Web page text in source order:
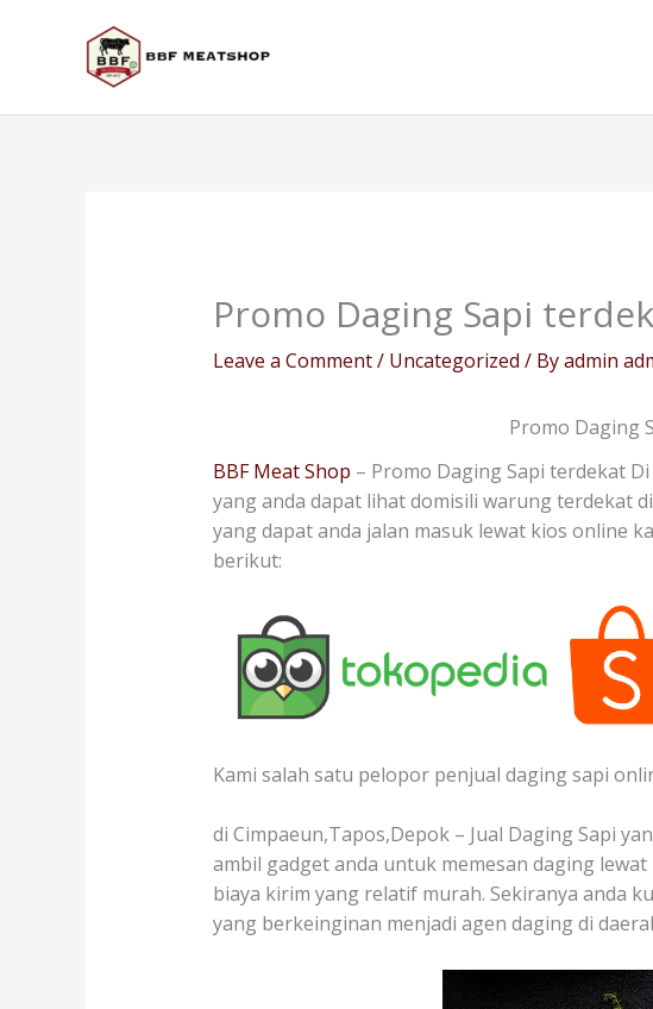
Promo Daging Sapi
Leave a Comment/ Uncategorized / Byadmin
Promo Daging
BBF Meat Shop – Promo Daging Sapi terdekat
yang anda dapat lihat domisili warung terdekat
yang dapat anda jalan masuk lewat kios online
berikut:
Kami salah satu pelopor penjual daging sapi
di Cimpaeun,Tapos,Depok – Jual Daging Sapi
ambil gadget anda untuk memesan daging
biaya kirim yang relatif murah. Sekiranya anda
yang berkeinginan menjadi agen daging di